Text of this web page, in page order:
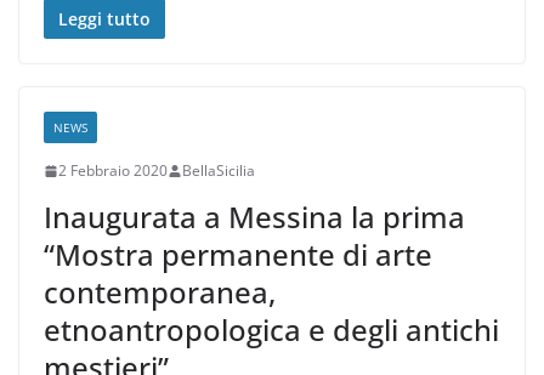
Leggi tutto
NEWS
2 Febbraio 2020 BellaSicilia
Inaugurata a Messina la prima
“Mostra permanente di arte
contemporanea,
etnoantropologica e degli antichi